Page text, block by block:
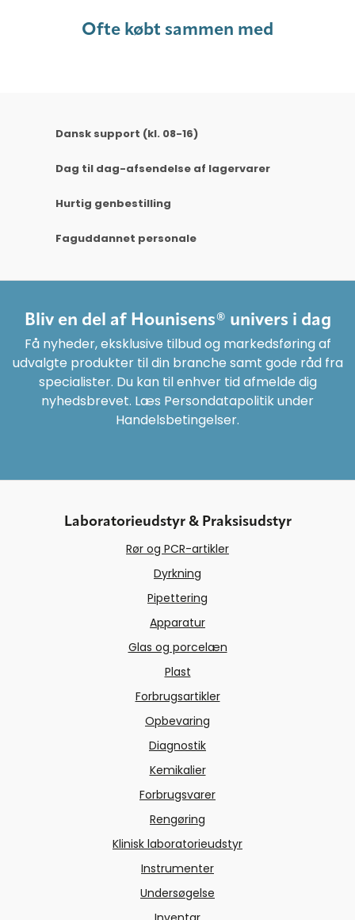
Ofte købt sammen med
Dansk support (kl. 08-16)
Dag til dag-afsendelse af lagervarer
Hurtig genbestilling
Faguddannet personale
Bliv en del af Hounisens® univers i dag
Få nyheder, eksklusive tilbud og markedsføring af
udvalgte produkter til din branche samt gode råd fra
specialister. Du kan til enhver tid afmelde dig
nyhedsbrevet. Læs Persondatapolitik under
Handelsbetingelser.
Laboratorieudstyr & Praksisudstyr
Rør og PCR-artikler
Dyrkning
Pipettering
Apparatur
Glas og porcelæn
Plast
Forbrugsartikler
Opbevaring
Diagnostik
Kemikalier
Forbrugsvarer
Rengøring
Klinisk laboratorieudstyr
Instrumenter
Undersøgelse